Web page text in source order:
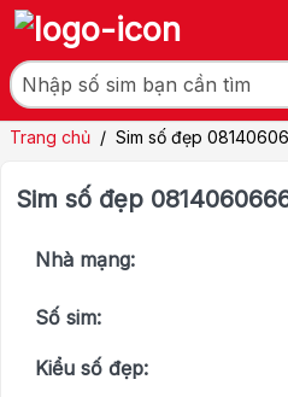
Trang chủ / Sim số đẹp
Sim số đẹp
Nhà mạng:
Số sim:
Kiểu số đẹp: